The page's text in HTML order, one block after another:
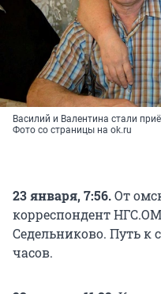
Василий и Валентина стали
Фото со страницы на ok.ru
23 января, 7:56.От
корреспондент
Седельниково. Путь к
часов.